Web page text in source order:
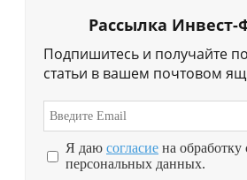
Рассылка Инвест-
Подпишитесь и получайте
статьи в вашем почтовом
Я даю согласие на обработку
персональных данных.